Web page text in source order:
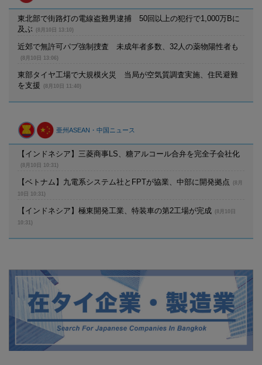
東北部で街路灯の電線盗難男逮捕 50回以上の犯行で1,000万Bに
及ぶ
(8月10日 13:10)
近郊で無許可パブ強制捜査 未成年者多数、32人の薬物陽性者も
(8月10日 13:06)
東部タイヤ工場で大規模火災 当局が空気質調査実施、住民避難
を支援
(8月10日 11:40)
亜州ASEAN・中国ニュース
【インドネシア】三菱商事LS、糖アルコール合弁を完全子会社化
(8月10日 10:31)
【ベトナム】九電系システム社とFPTが協業、中部に開発拠点
(8月
10日 10:31)
【インドネシア】極東開発工業、特装車の第2工場が完成
(8月10日
10:31)